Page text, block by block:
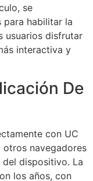
se
para habilitar la
usuarios disfrutar
interactiva y
De
con UC
otros navegadores
dispositivo. La
los años, con